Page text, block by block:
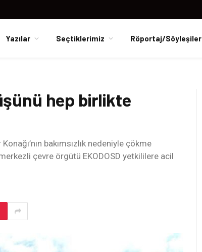
Yazılar Seçtiklerimiz Röportaj/Söyleşiler
hep birlikte
bakımsızlık nedeniyle çökme
çevre örgütü EKODOSD yetkililere acil